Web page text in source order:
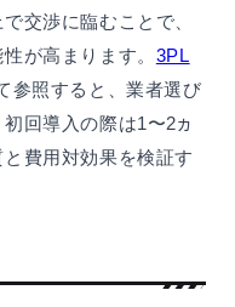
交渉に臨むことで、
が高まります。 3PL
参照すると、業者選び
回導入の際は1〜2ヵ
費用対効果を検証す